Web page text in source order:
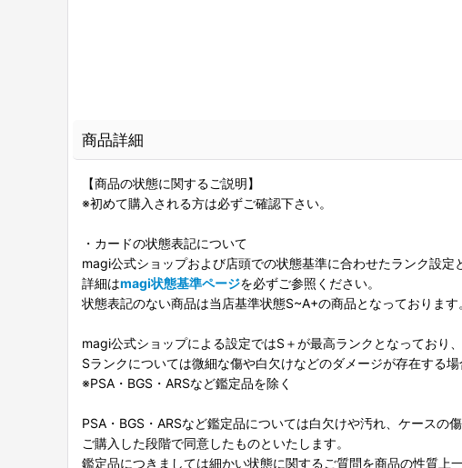
商品詳細
【商品の状態に関するご説明】
※初めて購入される方は必ずご確認下さい。
・カードの状態表記について
magi公式ショップおよび店頭での状態基準に合わせたランク設定
詳細はmagi状態基準ページを必ずご参照ください。
状態表記のない商品は当店基準状態S~A+の商品となっております
magi公式ショップによる設定ではS＋が最高ランクとなっており、
Sランクについては微細な傷や白欠けなどのダメージが存在する場
※PSA・BGS・ARSなど鑑定品を除く
PSA・BGS・ARSなど鑑定品については白欠けや汚れ、ケースの
ご購入した段階で同意したものといたします。
鑑定品につきましては細かい状態に関するご質問を商品の性質上